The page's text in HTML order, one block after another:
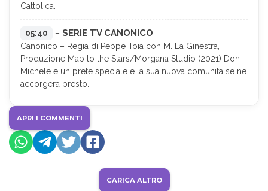
Cattolica.
05:40 – SERIE TV CANONICO
Canonico – Regia di Peppe Toia con M. La Ginestra,
Produzione Map to the Stars/Morgana Studio (2021) Don
Michele e un prete speciale e la sua nuova comunita se ne
accorgera presto.
APRI I COMMENTI
CARICA ALTRO